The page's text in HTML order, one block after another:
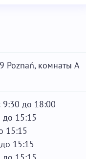
Poznań, комнаты A
9:30 до 18:00
до 15:15
15:15
15:15